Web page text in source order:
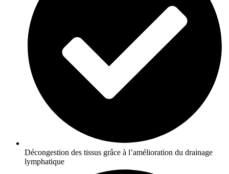
Décongestion des tissus grâce à l’amélioration du drainage
lymphatique